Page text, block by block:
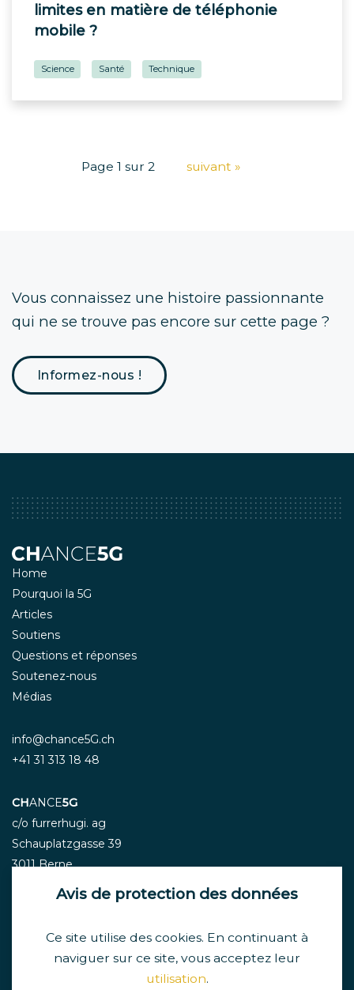
Avis de protection des données
Ce site utilise des cookies. En continuant à
naviguer sur ce site, vous acceptez leur
utilisation.
limites en matière de téléphonie
mobile ?
Science Santé Technique
Page 1 sur 2 suivant »
Vous connaissez une histoire passionnante
qui ne se trouve pas encore sur cette page ?
Informez-nous !
Home
Pourquoi la 5G
Articles
Soutiens
Questions et réponses
Soutenez-nous
Médias
info@chance5G.ch
+41 31 313 18 48
CHANCE5G
c/o furrerhugi. ag
Schauplatzgasse 39
3011 Berne